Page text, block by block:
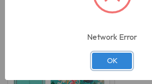
Network Error
OK